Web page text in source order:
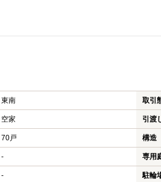
東南 取引
空家 引渡
70戸 構造
- 専用
- 駐輪